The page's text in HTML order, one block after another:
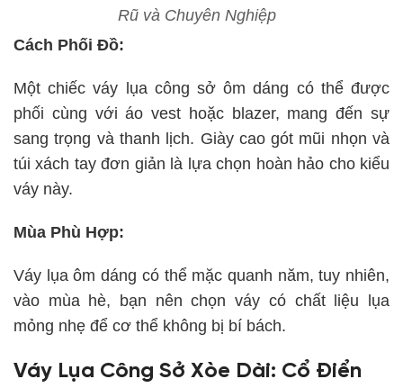
Rũ và Chuyên Nghiệp
Cách Phối Đồ:
Một chiếc váy lụa công sở ôm dáng có thể được
phối cùng với áo vest hoặc blazer, mang đến sự
sang trọng và thanh lịch. Giày cao gót mũi nhọn và
túi xách tay đơn giản là lựa chọn hoàn hảo cho kiểu
váy này.
Mùa Phù Hợp:
Váy lụa ôm dáng có thể mặc quanh năm, tuy nhiên,
vào mùa hè, bạn nên chọn váy có chất liệu lụa
mỏng nhẹ để cơ thể không bị bí bách.
Váy Lụa Công Sở Xòe Dài: Cổ Điển